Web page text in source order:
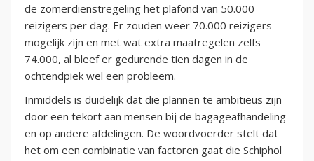
de zomerdienstregeling het plafond van 50.000
reizigers per dag. Er zouden weer 70.000 reizigers
mogelijk zijn en met wat extra maatregelen zelfs
74.000, al bleef er gedurende tien dagen in de
ochtendpiek wel een probleem.
Inmiddels is duidelijk dat die plannen te ambitieus zijn
door een tekort aan mensen bij de bagageafhandeling
en op andere afdelingen. De woordvoerder stelt dat
het om een combinatie van factoren gaat die Schiphol